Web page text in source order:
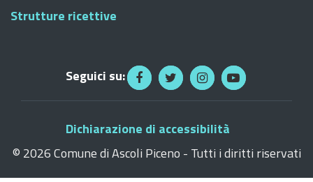
Strutture ricettive
Seguici su:
Dichiarazione di accessibilità
© 2026 Comune di Ascoli Piceno - Tutti i diritti riservati